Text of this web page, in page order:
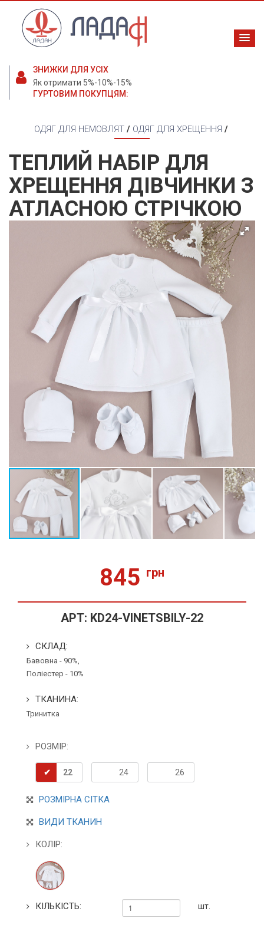
ЗНИЖКИ ДЛЯ УСІХ
Як отримати 5%-10%-15%
ГУРТОВИМ ПОКУПЦЯМ:
ОДЯГ ДЛЯ НЕМОВЛЯТ/ ОДЯГ ДЛЯ ХРЕЩЕННЯ /
ТЕПЛИЙ НАБІР ДЛЯ
ХРЕЩЕННЯ ДІВЧИНКИ З
АТЛАСНОЮ СТРІЧКОЮ
845 грн
АРТ: KD24-VINETSBILY-22
СКЛАД:
Бавовна - 90%,
Поліестер - 10%
ТКАНИНА:
Тринитка
РОЗМІР:
22 24 26
РОЗМІРНА СІТКА
ВИДИ ТКАНИН
КОЛІР:
КІЛЬКІСТЬ: шт.